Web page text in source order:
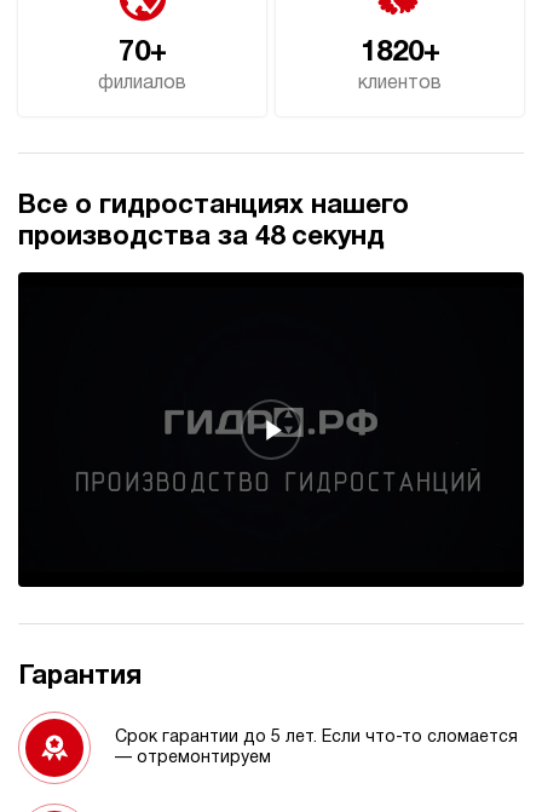
70+
филиалов
1820+
клиентов
Все о гидростанциях нашего
производства за 48 секунд
Гарантия
Срок гарантии до 5 лет. Если что-то сломается
— отремонтируем